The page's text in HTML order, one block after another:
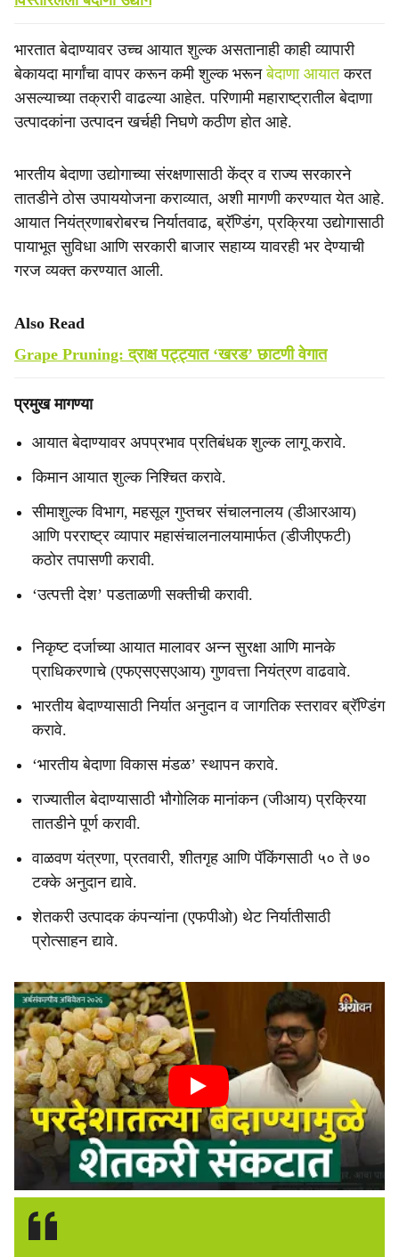
भारतात बेदाण्यावर उच्च आयात शुल्क असतानाही काही व्यापारी
बेकायदा मार्गांचा वापर करून कमी शुल्क भरूनबेदाणा आयातकरत
असल्याच्या तक्रारी वाढल्या आहेत. परिणामी महाराष्ट्रातील बेदाणा
उत्पादकांना उत्पादन खर्चही निघणे कठीण होत आहे.
भारतीय बेदाणा उद्योगाच्या संरक्षणासाठी केंद्र व राज्य सरकारने
तातडीने ठोस उपाययोजना कराव्यात, अशी मागणी करण्यात येत आहे.
आयात नियंत्रणाबरोबरच निर्यातवाढ, ब्रॅण्डिंग, प्रक्रिया उद्योगासाठी
पायाभूत सुविधा आणि सरकारी बाजार सहाय्य यावरही भर देण्याची
गरज व्यक्त करण्यात आली.
Also Read
Grape Pruning: द्राक्ष पट्ट्यात ‘खरड’ छाटणी वेगात
प्रमुख मागण्या
आयात बेदाण्यावर अपप्रभाव प्रतिबंधक शुल्क लागू करावे.
किमान आयात शुल्क निश्चित करावे.
सीमाशुल्क विभाग, महसूल गुप्तचर संचालनालय (डीआरआय)
आणि परराष्ट्र व्यापार महासंचालनालयामार्फत (डीजीएफटी)
कठोर तपासणी करावी.
‘उत्पत्ती देश’ पडताळणी सक्तीची करावी.
निकृष्ट दर्जाच्या आयात मालावर अन्न सुरक्षा आणि मानके
प्राधिकरणाचे (एफएसएसएआय) गुणवत्ता नियंत्रण वाढवावे.
भारतीय बेदाण्यासाठी निर्यात अनुदान व जागतिक स्तरावर ब्रॅण्डिंग
करावे.
‘भारतीय बेदाणा विकास मंडळ’ स्थापन करावे.
राज्यातील बेदाण्यासाठी भौगोलिक मानांकन (जीआय) प्रक्रिया
तातडीने पूर्ण करावी.
वाळवण यंत्रणा, प्रतवारी, शीतगृह आणि पॅकिंगसाठी ५० ते ७०
टक्के अनुदान द्यावे.
शेतकरी उत्पादक कंपन्यांना (एफपीओ) थेट निर्यातीसाठी
प्रोत्साहन द्यावे.